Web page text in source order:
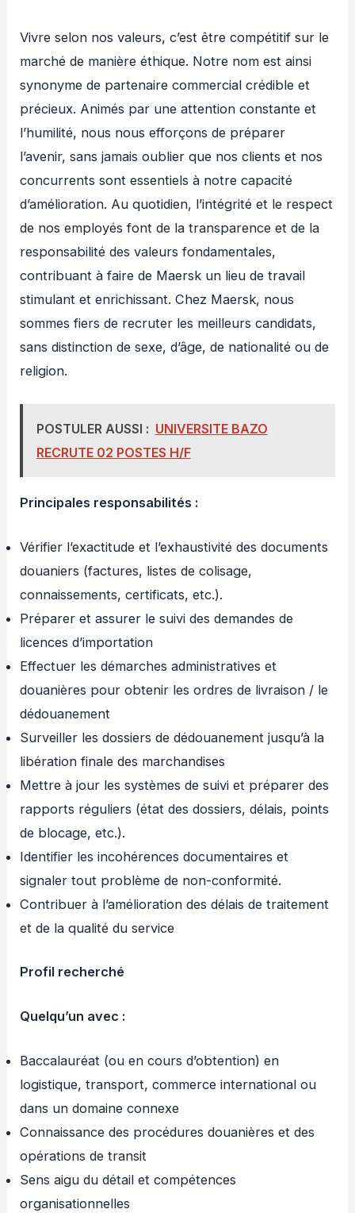
Vivre selon nos valeurs, c’est être compétitif sur le
marché de manière éthique. Notre nom est ainsi
synonyme de partenaire commercial crédible et
précieux. Animés par une attention constante et
l’humilité, nous nous efforçons de préparer
l’avenir, sans jamais oublier que nos clients et nos
concurrents sont essentiels à notre capacité
d’amélioration. Au quotidien, l’intégrité et le respect
de nos employés font de la transparence et de la
responsabilité des valeurs fondamentales,
contribuant à faire de Maersk un lieu de travail
stimulant et enrichissant. Chez Maersk, nous
sommes fiers de recruter les meilleurs candidats,
sans distinction de sexe, d’âge, de nationalité ou de
religion.
POSTULER AUSSI : UNIVERSITE BAZO
RECRUTE 02 POSTES H/F
Principales responsabilités :
Vérifier l’exactitude et l’exhaustivité des documents
douaniers (factures, listes de colisage,
connaissements, certificats, etc.).
Préparer et assurer le suivi des demandes de
licences d’importation
Effectuer les démarches administratives et
douanières pour obtenir les ordres de livraison / le
dédouanement
Surveiller les dossiers de dédouanement jusqu’à la
libération finale des marchandises
Mettre à jour les systèmes de suivi et préparer des
rapports réguliers (état des dossiers, délais, points
de blocage, etc.).
Identifier les incohérences documentaires et
signaler tout problème de non-conformité.
Contribuer à l’amélioration des délais de traitement
et de la qualité du service
Profil recherché
Quelqu’un avec :
Baccalauréat (ou en cours d’obtention) en
logistique, transport, commerce international ou
dans un domaine connexe
Connaissance des procédures douanières et des
opérations de transit
Sens aigu du détail et compétences
organisationnelles